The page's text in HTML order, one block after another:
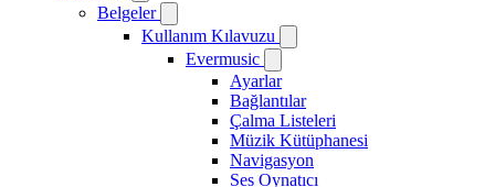
Belgeler
Kullanım Kılavuzu
Evermusic
Ayarlar
Bağlantılar
Çalma Listeleri
Müzik Kütüphanesi
Navigasyon
Ses Oynatıcı